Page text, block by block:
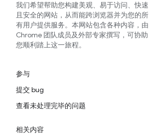
我们希望帮助您构建美观、易于访问、快速
且安全的网站，从而能跨浏览器并为您的所
有用户提供服务。本网站包含各种内容，由
Chrome 团队成员及外部专家撰写，可协助
您顺利踏上这一旅程。
参与
提交 bug
查看未处理完毕的问题
相关内容